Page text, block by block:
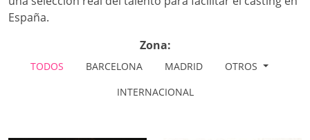
España.
Zona:
TODOS BARCELONA MADRID
OTROS
INTERNACIONAL